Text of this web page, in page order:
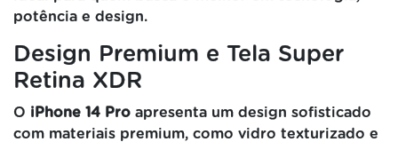
potência e design.
Design Premium e Tela Super
Retina XDR
O iPhone 14 Pro apresenta um design sofisticado
com materiais premium, como vidro texturizado e